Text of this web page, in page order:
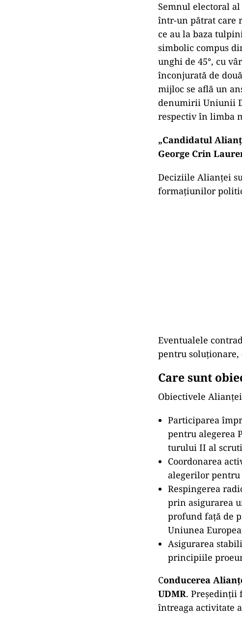
Semnul electoral
într-un pătrat care
ce au la baza
simbolic compus
unghi de 45°, cu
înconjurată de
mijloc se află un
denumirii Uniunii
respectiv în limba
„Candidatul
George Crin
Deciziile Alianței
formațiunilor
Eventualele
pentru
Care sunt
Obiectivele
Participarea
pentru alegerea
turului II al
Coordonarea
alegerilor pentru
Respingerea
prin asigurarea
profund față de
Uniunea
Asigurarea
principiile
Conducerea
UDMR. Președinții
întreaga activitate